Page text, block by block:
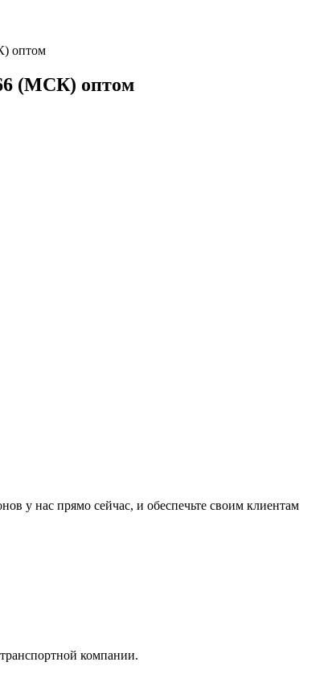
оптом
(МСК) оптом
у нас прямо сейчас, и обеспечьте своим клиентам
компании.